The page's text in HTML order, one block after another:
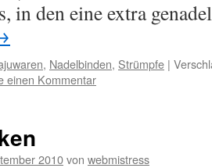
in den eine extra
, Nadelbinden, Strümpfe |
einen Kommentar
2010von webmistress